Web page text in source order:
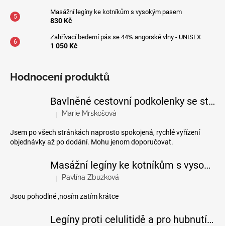
Masážní legíny ke kotníkům s vysokým pasem
830 Kč
Zahřívací bederní pás se 44% angorské vlny - UNISEX
1 050 Kč
Hodnocení produktů
Bavlněné cestovní podkolenky se stupňovanou kompresí
Hodnocení produktu je 5 z 5 hvězdiček.
| Marie Mrskošová
Jsem po všech stránkách naprosto spokojená, rychlé vyřízení
objednávky až po dodání. Mohu jenom doporučovat.
Masážní legíny ke kotníkům s vysokým pasem
Hodnocení produktu je 4 z 5 hvězdiček.
| Pavlína Zbuzková
Jsou pohodlné ,nosím zatím krátce
Legíny proti celulitidě a pro hubnutí pomocí FIR efektu